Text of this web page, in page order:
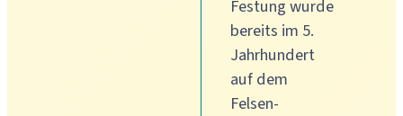
Festung wurde
bereits im 5.
Jahrhundert
auf dem
Felsen-